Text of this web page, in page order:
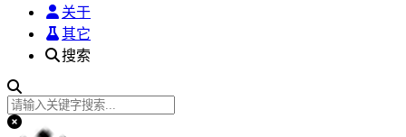
关于
其它
搜索